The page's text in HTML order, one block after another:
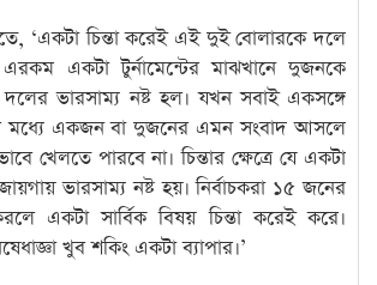
‘একটা চিন্তা করেই এই দুই বোলারকে দলে
একটা টুর্নামেন্টের মাঝখানে দুজনকে
ভারসাম্য নষ্ট হল। যখন সবাই একসঙ্গে
একজন বা দুজনের এমন সংবাদ আসলে
খেলতে পারবে না। চিন্তার ক্ষেত্রে যে একটা
ভারসাম্য নষ্ট হয়। নির্বাচকরা ১৫ জনের
একটা সার্বিক বিষয় চিন্তা করেই করে।
খুব শকিং একটা ব্যাপার।’